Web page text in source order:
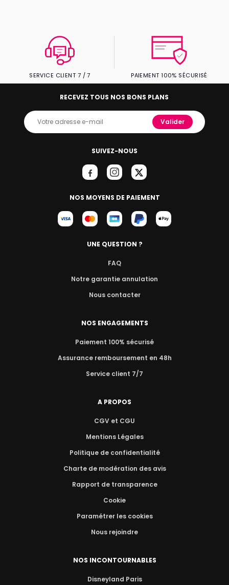
SERVICE CLIENT 7 / 7 PAIEMENT 100% SÉCURISÉ
SUIVEZ-NOUS
NOS MOYENS DE PAIEMENT
RECEVEZ TOUS NOS BONS PLANS
Valider
UNE QUESTION ?
FAQ
Notre garantie annulation
Nous contacter
NOS ENGAGEMENTS
Paiement 100% sécurisé
Assurance remboursement en 48h
Service client 7/7
A PROPOS
CGV et CGU
Mentions Légales
Politique de confidentialité
Charte de modération des avis
Rapport de transparence
Cookie
Paramétrer les cookies
Nous rejoindre
NOS INCONTOURNABLES
Disneyland Paris